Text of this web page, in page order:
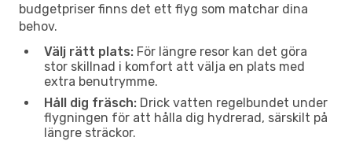
budgetpriser finns det ett flyg som matchar dina
behov.
Välj rätt plats: För längre resor kan det göra
stor skillnad i komfort att välja en plats med
extra benutrymme.
Håll dig fräsch: Drick vatten regelbundet under
flygningen för att hålla dig hydrerad, särskilt på
längre sträckor.